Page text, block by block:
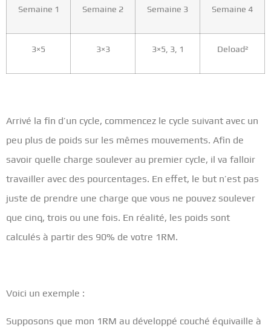
Semaine 1 Semaine 2 Semaine 3 Semaine 4
3×5 3×3 3×5, 3, 1 Deload²
Arrivé la fin d’un cycle, commencez le cycle suivant avec un
peu plus de poids sur les mêmes mouvements. Afin de
savoir quelle charge soulever au premier cycle, il va falloir
travailler avec des pourcentages. En effet, le but n’est pas
juste de prendre une charge que vous ne pouvez soulever
que cinq, trois ou une fois. En réalité, les poids sont
calculés à partir des 90% de votre 1RM.
Voici un exemple :
Supposons que mon 1RM au développé couché équivaille à